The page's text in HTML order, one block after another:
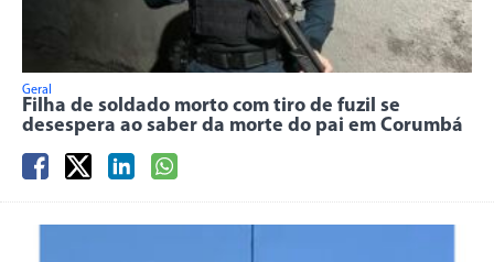
Geral
Filha de soldado morto com tiro de fuzil se
desespera ao saber da morte do pai em Corumbá